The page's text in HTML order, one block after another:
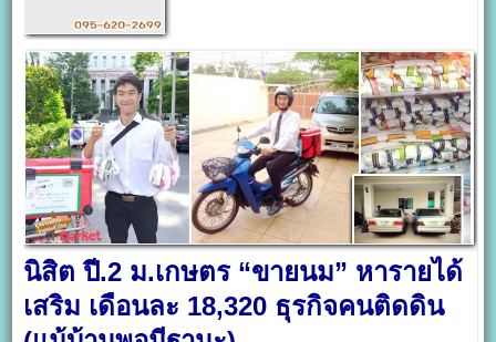
นิสิต ปี.2 ม.เกษตร “ขายนม” หารายได้
เสริม เดือนละ 18,320 ธุรกิจคนติดดิน